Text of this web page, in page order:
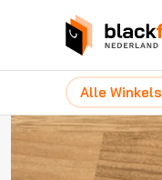
Alle Winkels